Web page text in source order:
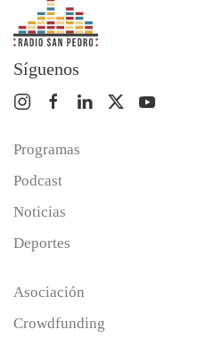
Síguenos
Programas
Podcast
Noticias
Deportes
Asociación
Crowdfunding